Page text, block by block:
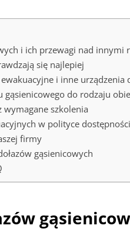
i ich przewagi nad innymi
się najlepiej
ewakuacyjne i inne
gąsienicowego do rodzaju
wymagane szkolenia
w polityce dostępności
firmy
gąsienicowych